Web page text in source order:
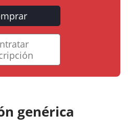
genérica